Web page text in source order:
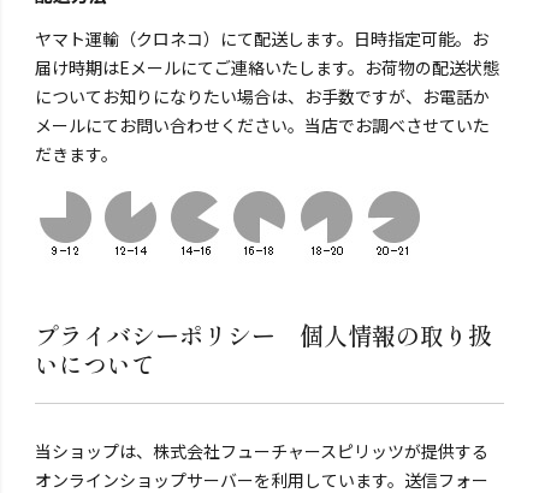
ヤマト運輸（クロネコ）にて配送します。日時指定可能。お
届け時期はEメールにてご連絡いたします。お荷物の配送状態
についてお知りになりたい場合は、お手数ですが、お電話か
メールにてお問い合わせください。当店でお調べさせていた
だきます。
プライバシーポリシー 個人情報の取り扱
いについて
当ショップは、株式会社フューチャースピリッツが提供する
オンラインショップサーバーを利用しています。送信フォー